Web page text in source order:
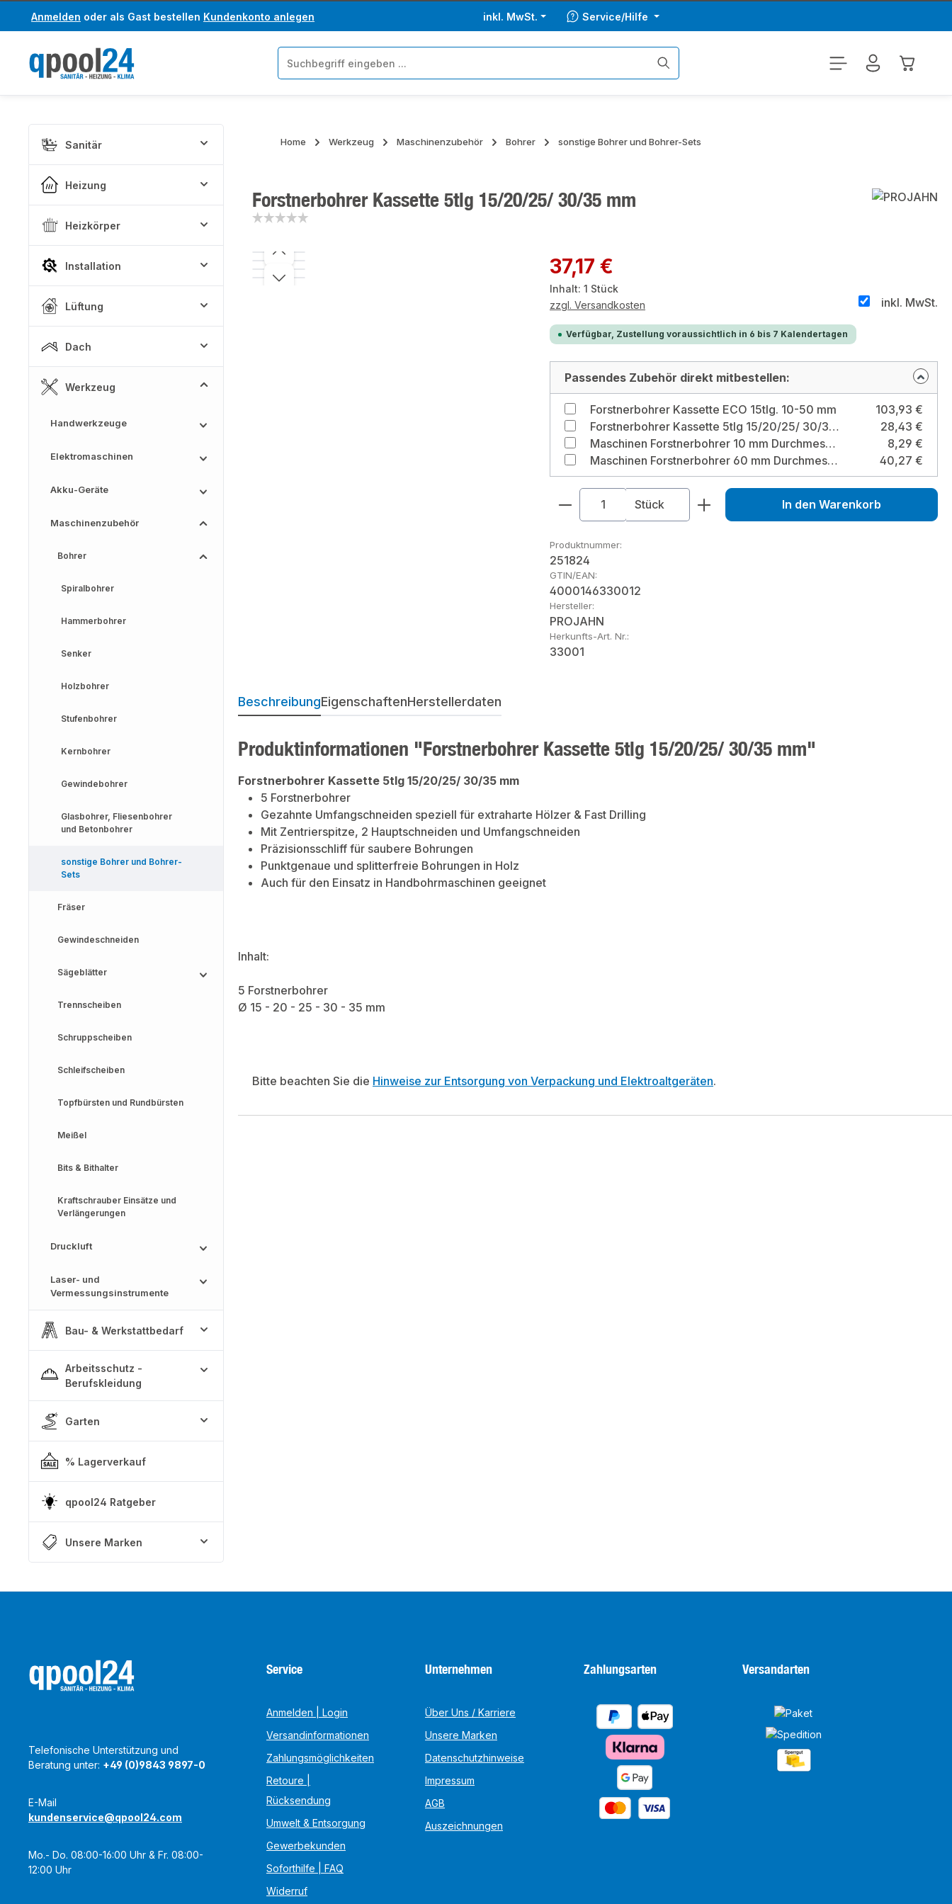
Hauptinhalt springen
Zur Suche springen
Anmelden oder als Gast bestellen Kundenkonto anlegen inkl. MwSt. Service/Hilfe
Sanitär
Heizung
Heizkörper
Installation
Lüftung
Dach
Werkzeug
Handwerkzeuge
Elektromaschinen
Akku-Geräte
Maschinenzubehör
Bohrer
Spiralbohrer
Hammerbohrer
Senker
Holzbohrer
Stufenbohrer
Kernbohrer
Gewindebohrer
Glasbohrer, Fliesenbohrer
und Betonbohrer
sonstige Bohrer und Bohrer-
Sets
Fräser
Gewindeschneiden
Sägeblätter
Trennscheiben
Schruppscheiben
Schleifscheiben
Topfbürsten und Rundbürsten
Meißel
Bits & Bithalter
Kraftschrauber Einsätze und
Verlängerungen
Druckluft
Laser- und
Vermessungsinstrumente
Bau- & Werkstattbedarf
Arbeitsschutz -
Berufskleidung
Garten
% Lagerverkauf
qpool24 Ratgeber
Unsere Marken
Home Werkzeug Maschinenzubehör Bohrer sonstige Bohrer und Bohrer-Sets
Forstnerbohrer Kassette 5tlg 15/20/25/ 30/35 mm
Bildergalerie überspringen Regulärer Preis:
37,17 €
Inhalt: 1 Stück
inkl. MwSt.
zzgl. Versandkosten
Verfügbar, Zustellung voraussichtlich in 6 bis 7 Kalendertagen
Passendes Zubehör direkt mitbestellen:
Forstnerbohrer Kassette ECO 15tlg. 10-50 mm
103,93 €
Forstnerbohrer Kassette 5tlg 15/20/25/ 30/35 mm ECO, ungezahnt
28,43 €
Maschinen Forstnerbohrer 10 mm Durchmesser: 10 mm
8,29 €
Maschinen Forstnerbohrer 60 mm Durchmesser: 60 mm
40,27 €
Produkt Anzahl: Gib den gewünschten Wert
Stück In den Warenkorb
Produktnummer:
251824
GTIN/EAN:
4000146330012
Hersteller:
PROJAHN
Herkunfts-Art. Nr.:
33001
BeschreibungEigenschaftenHerstellerdaten
Produktinformationen "Forstnerbohrer Kassette 5tlg 15/20/25/ 30/35 mm"
Forstnerbohrer Kassette 5tlg 15/20/25/ 30/35 mm
5 Forstnerbohrer
Gezahnte Umfangschneiden speziell für extraharte Hölzer & Fast Drilling
Mit Zentrierspitze, 2 Hauptschneiden und Umfangschneiden
Präzisionsschliff für saubere Bohrungen
Punktgenaue und splitterfreie Bohrungen in Holz
Auch für den Einsatz in Handbohrmaschinen geeignet
Inhalt:
5 Forstnerbohrer
Ø 15 - 20 - 25 - 30 - 35 mm
Bitte beachten Sie die Hinweise zur Entsorgung von Verpackung und Elektroaltgeräten.
Telefonische Unterstützung und
Beratung unter: +49 (0)9843 9897-0
E-Mail
kundenservice@qpool24.com
Mo.- Do. 08:00-16:00 Uhr & Fr. 08:00-
12:00 Uhr
Service
Anmelden | Login
Versandinformationen
Zahlungsmöglichkeiten
Retoure |
Rücksendung
Umwelt & Entsorgung
Gewerbekunden
Soforthilfe | FAQ
Widerruf
Unternehmen
Über Uns / Karriere
Unsere Marken
Datenschutzhinweise
Impressum
AGB
Auszeichnungen
Zahlungsarten Versandarten